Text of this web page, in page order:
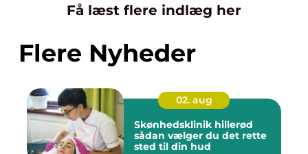
Få læst flere indlæg her
Flere Nyheder
02. aug
Skønhedsklinik hillerød
sådan vælger du det rette
sted til din hud